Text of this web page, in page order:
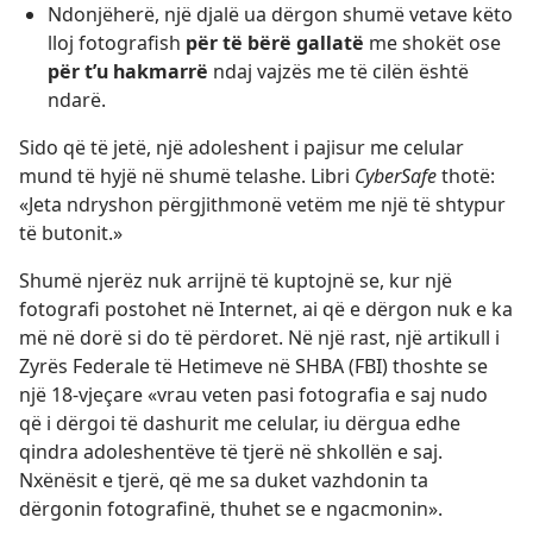
Ndonjëherë, një djalë ua dërgon shumë vetave këto
lloj fotografish për të bërë gallatë me shokët ose
për t’u hakmarrë ndaj vajzës me të cilën është
ndarë.
Sido që të jetë, një adoleshent i pajisur me celular
mund të hyjë në shumë telashe. Libri CyberSafethotë:
«Jeta ndryshon përgjithmonë vetëm me një të shtypur
të butonit.»
Shumë njerëz nuk arrijnë të kuptojnë se, kur një
fotografi postohet në Internet, ai që e dërgon nuk e ka
më në dorë si do të përdoret. Në një rast, një artikull i
Zyrës Federale të Hetimeve në SHBA (FBI) thoshte se
një 18-vjeçare «vrau veten pasi fotografia e saj nudo
që i dërgoi të dashurit me celular, iu dërgua edhe
qindra adoleshentëve të tjerë në shkollën e saj.
Nxënësit e tjerë, që me sa duket vazhdonin ta
dërgonin fotografinë, thuhet se e ngacmonin».